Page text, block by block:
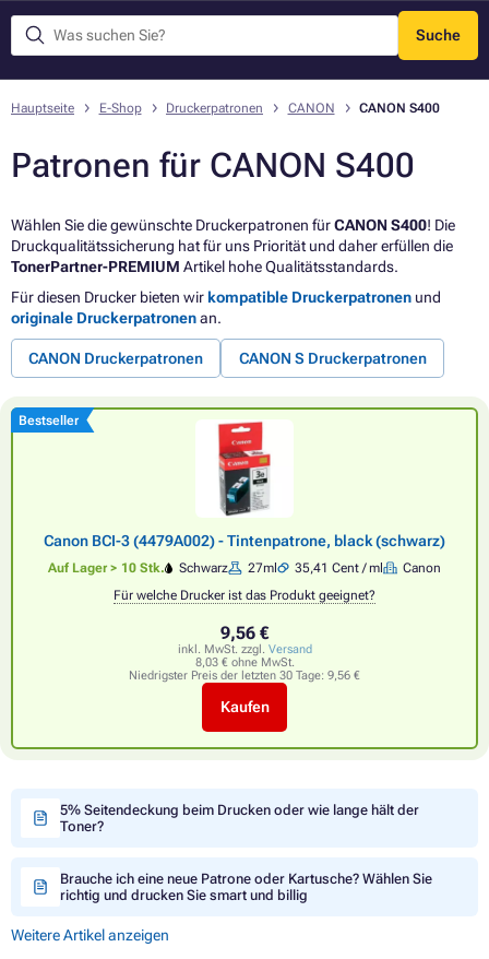
Suche
Menü
Hauptseite E-Shop Druckerpatronen CANON CANON S400
Patronen für CANON S400
Wählen Sie die gewünschte Druckerpatronen fürCANON S400! Die
Druckqualitätssicherung hat für uns Priorität und daher erfüllen die
TonerPartner-PREMIUM Artikel hohe Qualitätsstandards.
Für diesen Drucker bieten wir kompatible Druckerpatronen und
originale Druckerpatronenan.
CANON Druckerpatronen CANON S Druckerpatronen
Bestseller
Canon BCI-3 (4479A002) - Tintenpatrone, black (schwarz)
Auf Lager > 10 Stk. Schwarz 27ml 35,41 Cent / ml
Canon
Für welche Drucker ist das Produkt geeignet?
9,56 €
inkl. MwSt. zzgl. Versand
8,03 € ohne MwSt.
Niedrigster Preis der letzten 30 Tage: 9,56 €
Kaufen
5% Seitendeckung beim Drucken oder wie lange hält der
Toner?
Brauche ich eine neue Patrone oder Kartusche? Wählen Sie
richtig und drucken Sie smart und billig
Weitere Artikel anzeigen